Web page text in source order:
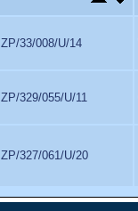
ZP/33/008/U/14
ZP/329/055/U/11
ZP/327/061/U/20